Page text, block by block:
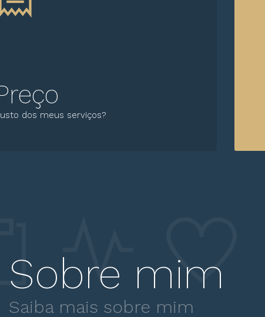
dos meus serviços?
Sobre mim
Saiba mais sobre mim